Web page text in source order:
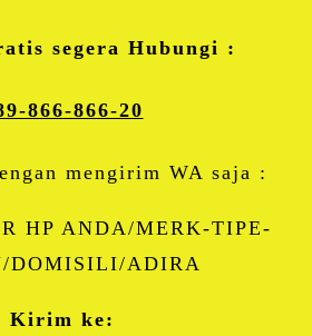
segera Hubungi :
866-866-20
mengirim WA saja :
HP ANDA/MERK-TIPE-
DOMISILI/ADIRA
Kirim ke: